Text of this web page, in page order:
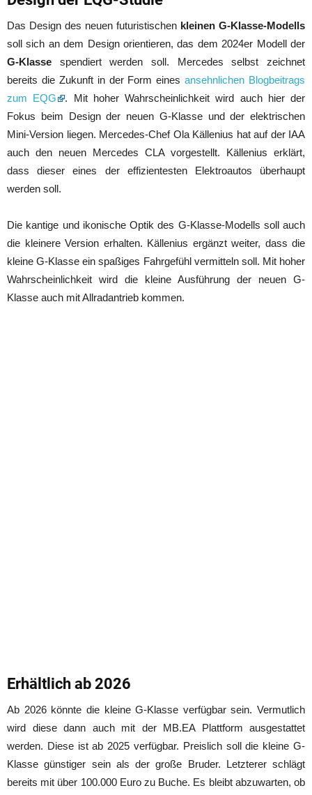
Das Design des neuen futuristischen kleinen G-Klasse-Modells
soll sich an dem Design orientieren, das dem 2024er Modell der
G-Klasse spendiert werden soll. Mercedes selbst zeichnet
bereits die Zukunft in der Form einesansehnlichen Blogbeitrags
zum EQG
. Mit hoher Wahrscheinlichkeit wird auch hier der
Fokus beim Design der neuen G-Klasse und der elektrischen
Mini-Version liegen. Mercedes-Chef Ola Källenius hat auf der IAA
auch den neuen Mercedes CLA vorgestellt. Källenius erklärt,
dass dieser eines der effizientesten Elektroautos überhaupt
werden soll.
Die kantige und ikonische Optik des G-Klasse-Modells soll auch
die kleinere Version erhalten. Källenius ergänzt weiter, dass die
kleine G-Klasse ein spaßiges Fahrgefühl vermitteln soll. Mit hoher
Wahrscheinlichkeit wird die kleine Ausführung der neuen G-
Klasse auch mit Allradantrieb kommen.
Erhältlich ab 2026
Ab 2026 könnte die kleine G-Klasse verfügbar sein. Vermutlich
wird diese dann auch mit der MB.EA Plattform ausgestattet
werden. Diese ist ab 2025 verfügbar. Preislich soll die kleine G-
Klasse günstiger sein als der große Bruder. Letzterer schlägt
bereits mit über 100.000 Euro zu Buche. Es bleibt abzuwarten, ob